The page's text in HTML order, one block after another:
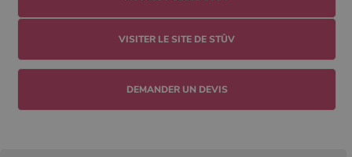
VISITER LE SITE DE STÛV
DEMANDER UN DEVIS